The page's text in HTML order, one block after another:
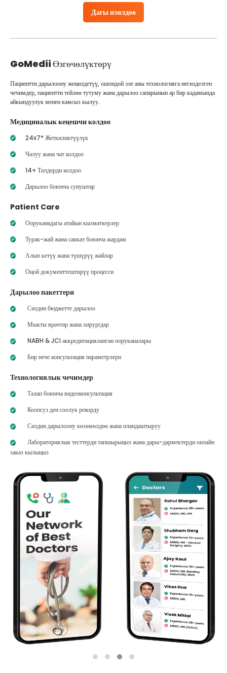
Дагы изилдөө
GoMediiӨзгөчөлүктөрү
Пациентти дарылоону жеңилдетүү, ошондой эле аны технологияга негизделген
чечимдер, пациентти тейлөө тутуму жана дарылоо сапарынын ар бир кадамында
айкындуулук менен камсыз кылуу.
Медициналык кеңешчи колдоо
24x7* Жеткиликтүүлүк
Чалуу жана чат колдоо
14+ Тилдерди колдоо
Дарылоо боюнча сунуштар
Patient Care
Ооруканадагы атайын кызматкерлер
Турак-жай жана саякат боюнча жардам
Алып кетүү жана түшүрүү жайлар
Оңой документтештирүү процесси
Дарылоо пакеттери
Сиздин бюджетте дарылоо
Мыкты врачтар жана хирургдар
NABH & JCI аккредитацияланган ооруканалары
Бир нече консультация параметрлери
Технологиялык чечимдер
Талап боюнча видеоконсультация
Коопсуз ден соолук рекорду
Сиздин дарылоону көзөмөлдөө жана пландаштыруу
Лабораториялык тесттерди тапшырыңыз жана дары-дармектерди онлайн
заказ кылыңыз